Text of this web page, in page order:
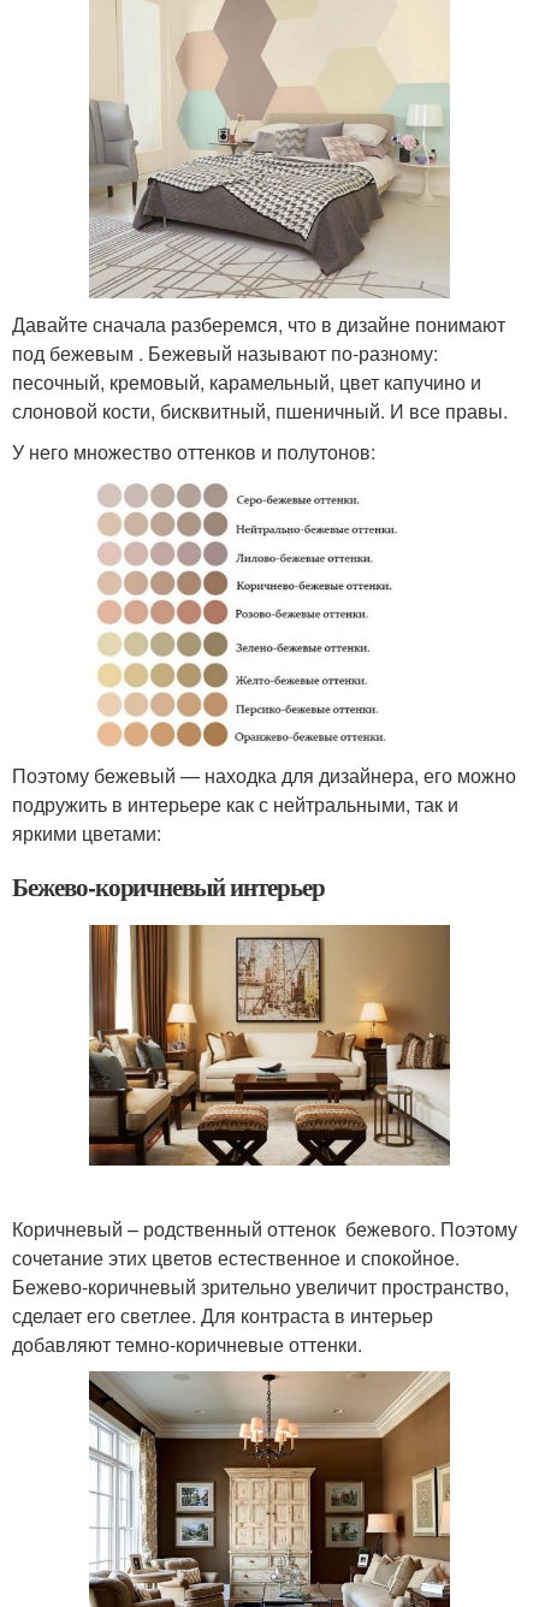
Давайте сначала разберемся, что в дизайне понимают
под бежевым . Бежевый называют по-разному:
песочный, кремовый, карамельный, цвет капучино и
слоновой кости, бисквитный, пшеничный. И все правы.
У него множество оттенков и полутонов:
Поэтому бежевый — находка для дизайнера, его можно
подружить в интерьере как с нейтральными, так и
яркими цветами:
Бежево-коричневый интерьер
Коричневый – родственный оттенок бежевого. Поэтому
сочетание этих цветов естественное и спокойное.
Бежево-коричневый зрительно увеличит пространство,
сделает его светлее. Для контраста в интерьер
добавляют темно-коричневые оттенки.